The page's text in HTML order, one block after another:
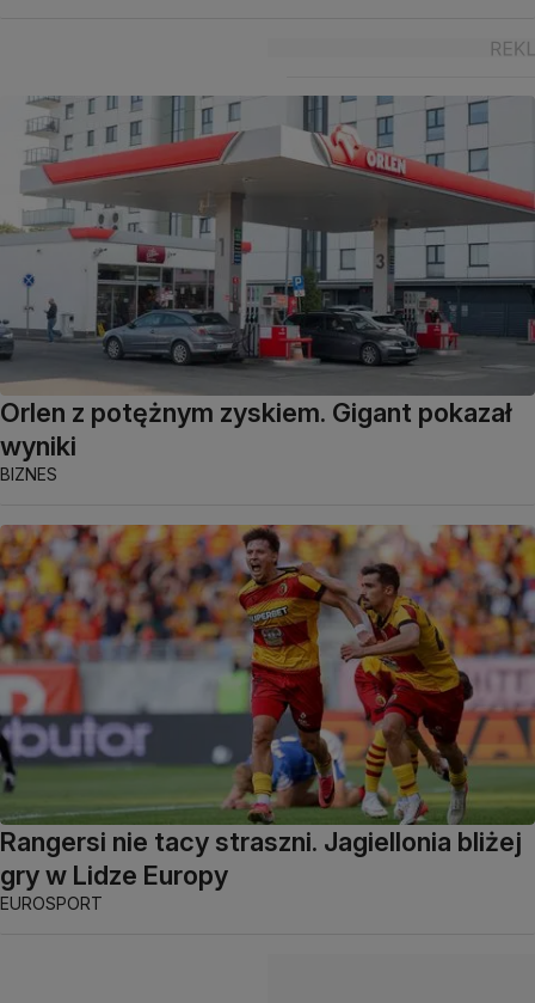
Orlen z potężnym zyskiem. Gigant pokazał
wyniki
BIZNES
Rangersi nie tacy straszni. Jagiellonia bliżej
gry w Lidze Europy
EUROSPORT